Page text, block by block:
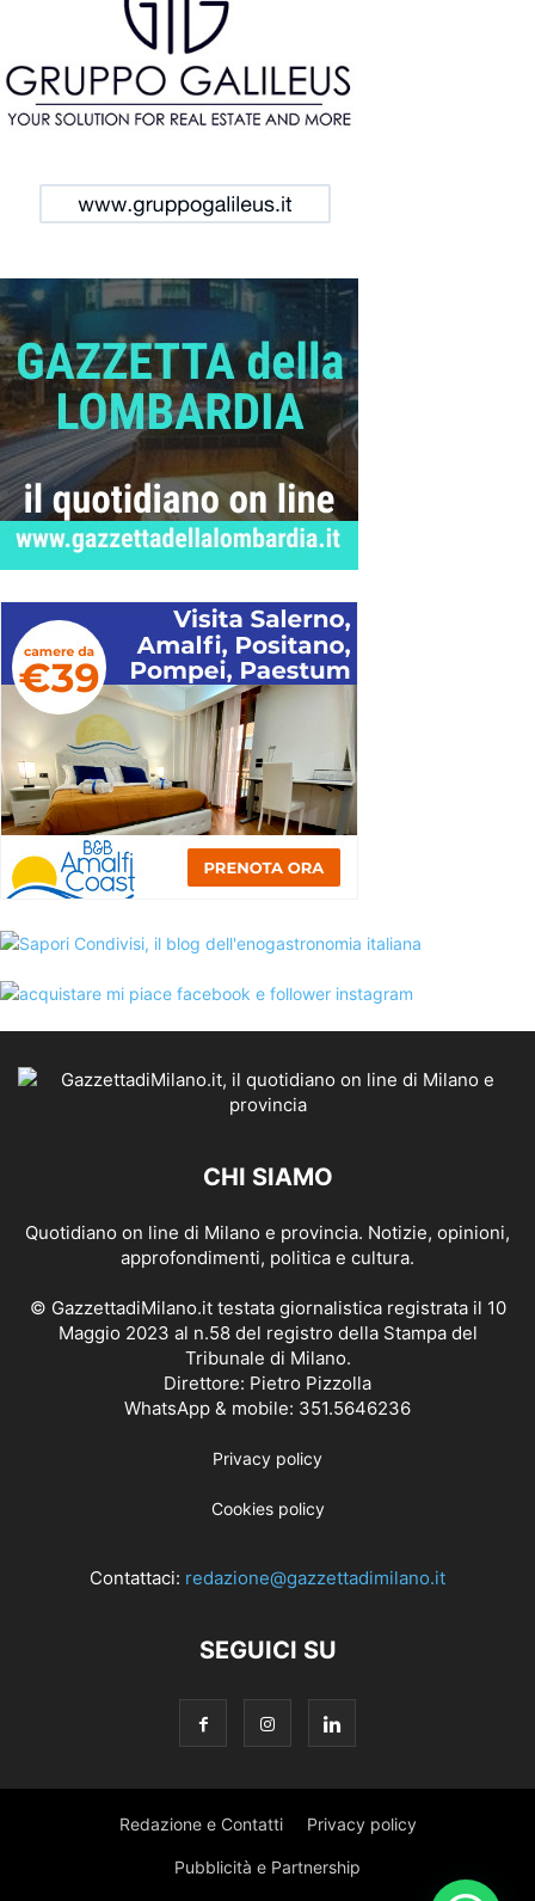
CHI SIAMO
Quotidiano on line di Milano e provincia. Notizie, opinioni,
approfondimenti, politica e cultura.
© GazzettadiMilano.it testata giornalistica registrata il 10
Maggio 2023 al n.58 del registro della Stampa del
Tribunale di Milano.
Direttore: Pietro Pizzolla
WhatsApp & mobile: 351.5646236
Privacy policy
Cookies policy
Contattaci: redazione@gazzettadimilano.it
SEGUICI SU
Redazione e Contatti Privacy policy
Pubblicità e Partnership